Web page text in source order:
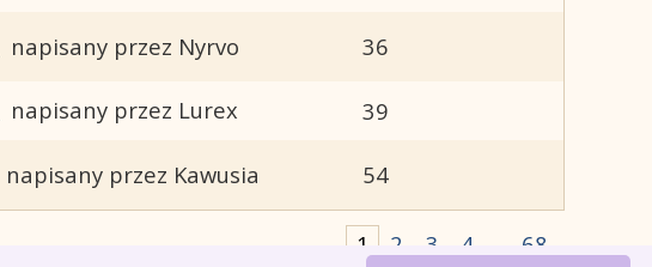
napisany przez Nyrvo 36
napisany przez Lurex
39
napisany przez Kawusia 54
1 2 3 4 68